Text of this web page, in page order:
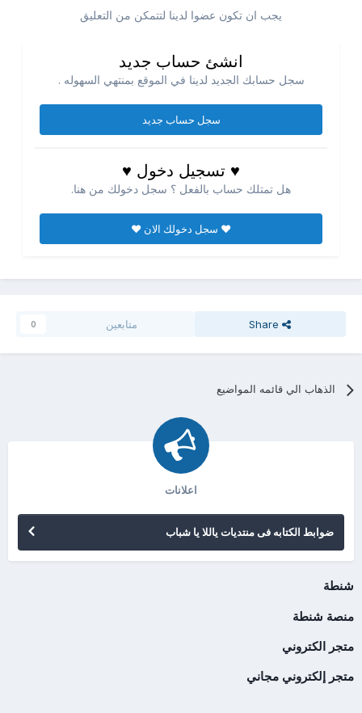
يجب ان تكون عضوا لدينا لتتمكن من التعليق
انشئ حساب جديد
سجل حسابك الجديد لدينا في الموقع بمنتهي السهوله .
سجل حساب جديد
♥ تسجيل دخول ♥
هل تمتلك حساب بالفعل ؟ سجل دخولك من هنا.
♥ سجل دخولك الان ♥
Share متابعين 0
الذهاب الي قائمه المواضيع
اعلانات
ضوابط الكتابه فى منتديات ياللا يا شباب
شنطة
منصة شنطة
متجر الكتروني
متجر إلكتروني مجاني